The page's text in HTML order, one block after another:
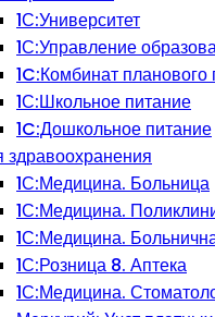
1С:Университет
1С:Управление
1C:Комбинат планового
1С:Школьное питание
1C:Дошкольное питание
здравоохранения
1С:Медицина. Больница
1С:Медицина.
1С:Медицина.
1С:Розница 8. Аптека
1С:Медицина.